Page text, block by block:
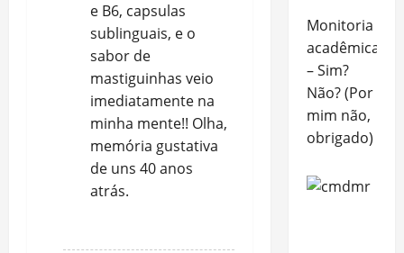
e B6, capsulas
sublinguais, e o
sabor de
mastiguinhas veio
imediatamente na
minha mente!! Olha,
memória gustativa
de uns 40 anos
atrás.
Monitoria
acadêmica
– Sim?
Não? (Por
mim não,
obrigado)